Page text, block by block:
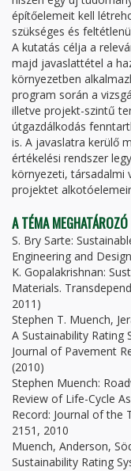
építőelemeit kell
szükséges és
A kutatás célja a
majd javaslattétel a
környezetben
program során a
illetve projekt-szintű
útgazdálkodás
is. A javaslatra kerülő
értékelési rendszer
környezeti,
projektet
A TÉMA
S. Bry Sarte:
Engineering and
K. Gopalakrishnan:
Materials.
2011)
Stephen T. Muench,
A Sustainability Rating
Journal of Pavement
(2010)
Stephen Muench:
Review of Life-Cycle
Record: Journal of the
2151, 2010
Muench, Anderson,
Sustainability Rating